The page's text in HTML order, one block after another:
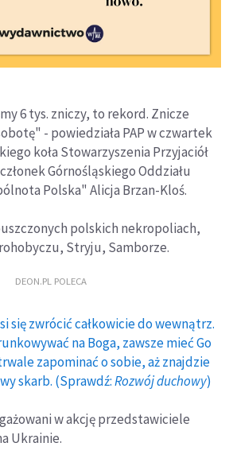
6 tys. zniczy, to rekord. Znicze
- powiedziała PAP w czwartek
koła Stowarzyszenia Przyjaciół
Górnośląskiego Oddziału
Polska" Alicja Brzan-Kloś.
polskich nekropoliach,
Stryju, Samborze.
DEON.PL POLECA
się zwrócić całkowicie do wewnątrz.
na Boga, zawsze mieć Go
zapominać o sobie, aż znajdzie
skarb. (Sprawdź:Rozwój duchowy)
w akcję przedstawiciele
Ukrainie.